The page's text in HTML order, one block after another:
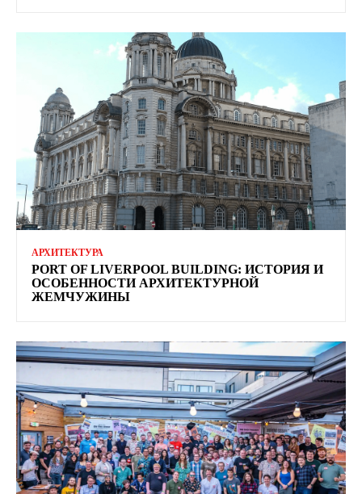
АРХИТЕКТУРА
PORT OF LIVERPOOL BUILDING: ИСТОРИЯ И
ОСОБЕННОСТИ АРХИТЕКТУРНОЙ
ЖЕМЧУЖИНЫ